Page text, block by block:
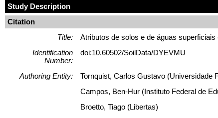
Study Description
Citation
Title:
Atributos de solos e de águas
Identification
Number:
doi:10.60502/SoilData/DYEVMU
Authoring Entity:
Tornquist, Carlos Gustavo (Universidade
Campos, Ben-Hur (Instituto Federal de
Broetto, Tiago (Libertas)